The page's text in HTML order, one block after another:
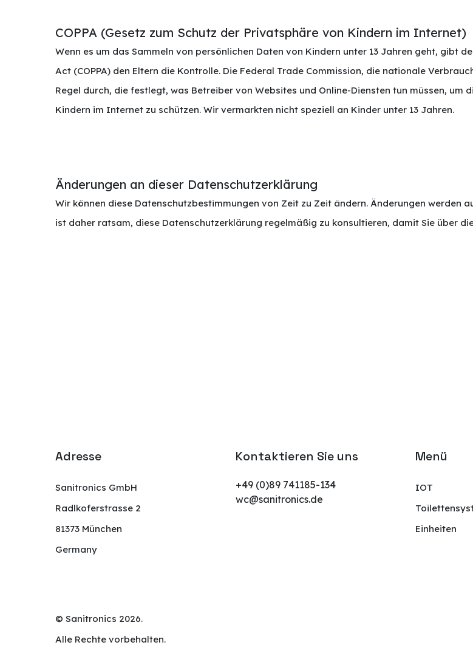
COPPA (Gesetz zum Schutz der Privatsphäre von Kindern im Internet)
Wenn es um das Sammeln von persönlichen Daten von Kindern unter 13 Jahren geht, gibt
Act (COPPA) den Eltern die Kontrolle. Die Federal Trade Commission, die nationale
Regel durch, die festlegt, was Betreiber von Websites und Online-Diensten tun müssen, um
Kindern im Internet zu schützen. Wir vermarkten nicht speziell an Kinder unter 13 Jahren.
Änderungen an dieser Datenschutzerklärung
Wir können diese Datenschutzbestimmungen von Zeit zu Zeit ändern. Änderungen werden
ist daher ratsam, diese Datenschutzerklärung regelmäßig zu konsultieren, damit Sie über
Adresse
Sanitronics GmbH
Radlkoferstrasse 2
81373 München
Germany
Kontaktieren Sie uns
+49 (0)89 741185-134
wc@sanitronics.de
Menü
IOT
Einheiten
© Sanitronics 2026.
Alle Rechte vorbehalten.